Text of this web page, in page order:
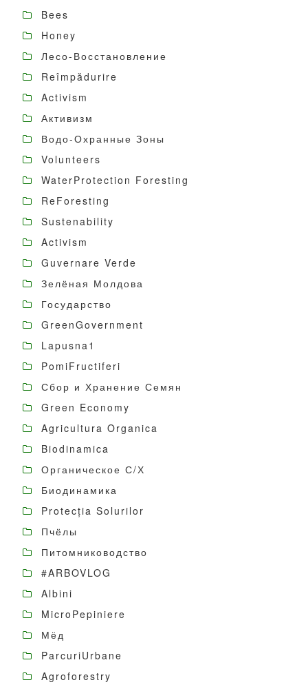
Bees
Honey
Лесо-Восстановление
Reîmpădurire
Activism
Активизм
Водо-Охранные Зоны
Volunteers
WaterProtection Foresting
ReForesting
Sustenability
Activism
Guvernare Verde
Зелёная Молдова
Государство
GreenGovernment
Lapusna1
PomiFructiferi
Сбор и Хранение Семян
Green Economy
Agricultura Organica
Biodinamica
Органическое С/Х
Биодинамика
Protecția Solurilor
Пчёлы
Питомниководство
#ARBOVLOG
Albini
MicroPepiniere
Мёд
ParcuriUrbane
Agroforestry